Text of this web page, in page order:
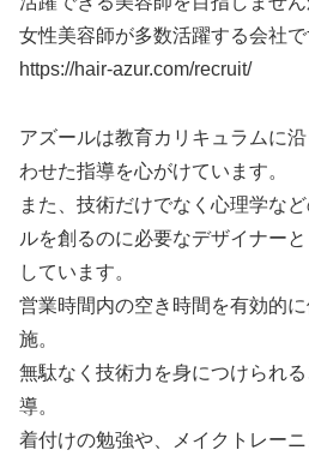
女性美容師が多数活躍する会社で
https://hair-azur.com/recruit/
アズールは教育カリキュラムに
わせた指導を心がけています。
また、技術だけでなく心理学な
ルを創るのに必要なデザイナー
しています。
営業時間内の空き時間を有効的
施。
無駄なく技術力を身につけられ
導。
着付けの勉強や、メイクトレー